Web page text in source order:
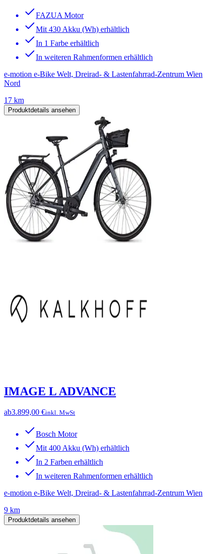
FAZUA Motor
Mit 430 Akku (Wh) erhältlich
In 1 Farbe erhältlich
In weiteren Rahmenformen erhältlich
e-motion e-Bike Welt, Dreirad- & Lastenfahrrad-Zentrum Wien
Nord
17 km
Produktdetails ansehen
IMAGE L ADVANCE
ab3.899,00 €inkl. MwSt
Bosch Motor
Mit 400 Akku (Wh) erhältlich
In 2 Farben erhältlich
In weiteren Rahmenformen erhältlich
e-motion e-Bike Welt, Dreirad- & Lastenfahrrad-Zentrum Wien
9 km
Produktdetails ansehen